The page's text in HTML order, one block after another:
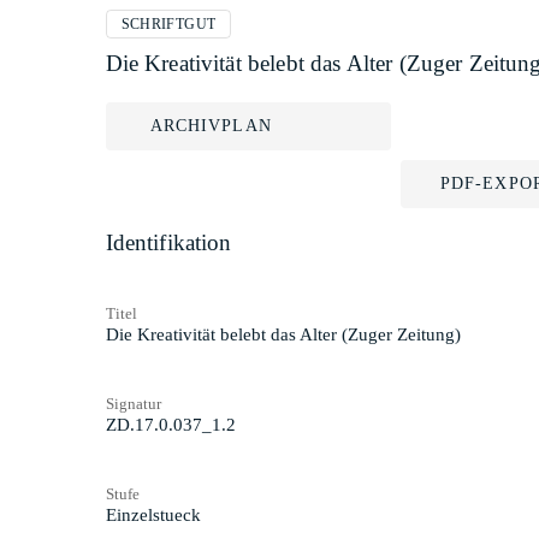
SCHRIFTGUT
Die Kreativität belebt das Alter (Zuger
ARCHIVPLAN
PDF-
Identifikation
Titel
Die Kreativität belebt das Alter (Zuger Zeitung)
Signatur
ZD.17.0.037_1.2
Stufe
Einzelstueck